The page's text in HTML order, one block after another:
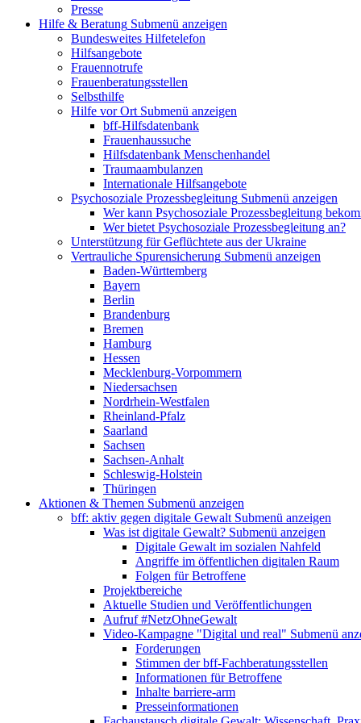
Presse
Hilfe & Beratung Submenü anzeigen
Bundesweites Hilfetelefon
Hilfsangebote
Frauennotrufe
Frauenberatungsstellen
Selbsthilfe
Hilfe vor Ort Submenü anzeigen
bff-Hilfsdatenbank
Frauenhaussuche
Hilfsdatenbank Menschenhandel
Traumaambulanzen
Internationale Hilfsangebote
Psychosoziale Prozessbegleitung Submenü anzeigen
Wer kann Psychosoziale Prozessbegleitung
Wer bietet Psychosoziale Prozessbegleitung an?
Unterstützung für Geflüchtete aus der Ukraine
Vertrauliche Spurensicherung Submenü anzeigen
Baden-Württemberg
Bayern
Berlin
Brandenburg
Bremen
Hamburg
Hessen
Mecklenburg-Vorpommern
Niedersachsen
Nordrhein-Westfalen
Rheinland-Pfalz
Saarland
Sachsen
Sachsen-Anhalt
Schleswig-Holstein
Thüringen
Aktionen & Themen Submenü anzeigen
bff: aktiv gegen digitale Gewalt Submenü anzeigen
Was ist digitale Gewalt? Submenü anzeigen
Digitale Gewalt im sozialen Nahfeld
Angriffe im öffentlichen digitalen Raum
Folgen für Betroffene
Projektbereiche
Aktuelle Studien und Veröffentlichungen
Aufruf #NetzOhneGewalt
Video-Kampagne "Digital und real" Submenü
Forderungen
Stimmen der bff-Fachberatungsstellen
Informationen für Betroffene
Inhalte barriere-arm
Presseinformationen